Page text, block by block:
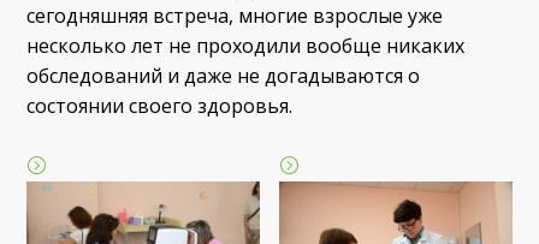
сегодняшняя встреча, многие взрослые уже
несколько лет не проходили вообще никаких
обследований и даже не догадываются о
состоянии своего здоровья.